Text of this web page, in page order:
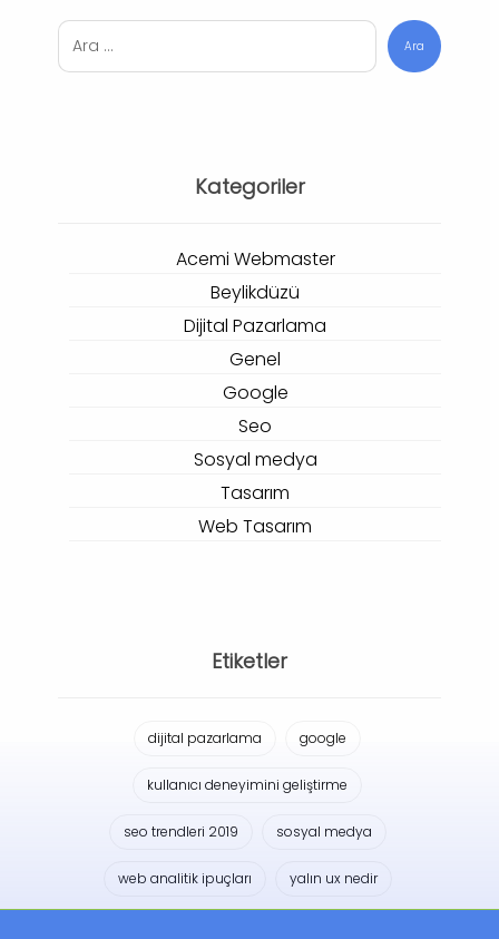
Ara
Kategoriler
Acemi Webmaster
Beylikdüzü
Dijital Pazarlama
Genel
Google
Seo
Sosyal medya
Tasarım
Web Tasarım
Etiketler
dijital pazarlama google
kullanıcı deneyimini geliştirme
seo trendleri 2019 sosyal medya
web analitik ipuçları yalın ux nedir